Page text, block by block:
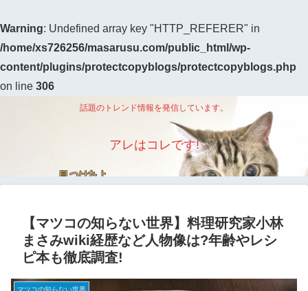
Warning: Undefined array key "HTTP_REFERER" in
/home/xs726256/masarusu.com/public_html/wp-
content/plugins/protectcopyblogs/protectcopyblogs.php
on line 306
話題のトレンド情報を発信しています。
アレはコレです!
【マツコの知らない世界】料理研究家小林
まさみwiki経歴など人物像は?年齢やレシ
ピ本も徹底調査!